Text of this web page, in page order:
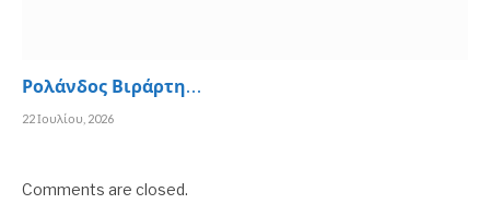
Ρολάνδος Βιράρτη…
22 Ιουλίου, 2026
Comments are closed.